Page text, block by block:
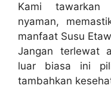
Kami tawarkan
nyaman,
manfaat Susu
Jangan terlewat
luar biasa ini
tambahkan